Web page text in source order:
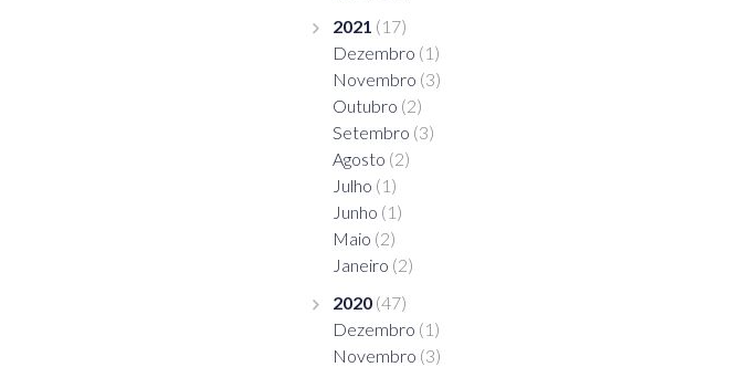
2021 (17)
Dezembro (1)
Novembro (3)
Outubro (2)
Setembro (3)
Agosto (2)
Julho (1)
Junho (1)
Maio (2)
Janeiro (2)
2020 (47)
Dezembro (1)
Novembro (3)